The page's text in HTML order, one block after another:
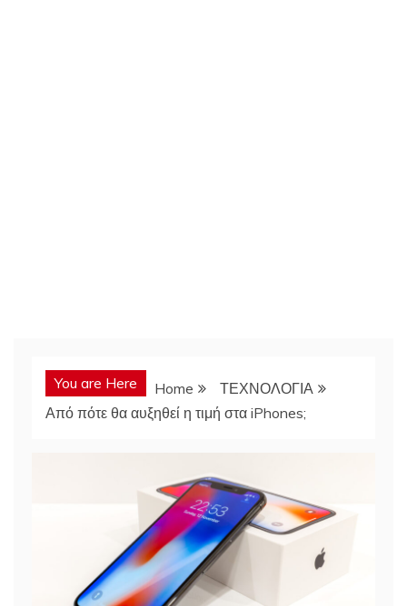
You are Here Home
ΤΕΧΝΟΛΟΓΙΑ
Από πότε θα αυξηθεί η τιμή στα iPhones;